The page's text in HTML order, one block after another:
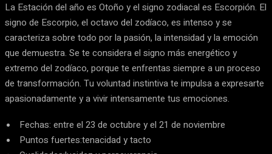
La Estación del año es Otoño y el signo zodiacal es Escorpión. El
signo de Escorpio, el octavo del zodíaco, es intenso y se
caracteriza sobre todo por la pasión, la intensidad y la emoción
que demuestra. Se te considera el signo más energético y
extremo del zodíaco, porque te enfrentas siempre a un proceso
de transformación. Tu voluntad instintiva te impulsa a expresarte
apasionadamente y a vivir intensamente tus emociones.
Fechas: entre el 23 de octubre y el 21 de noviembre
Puntos fuertes:tenacidad y tacto